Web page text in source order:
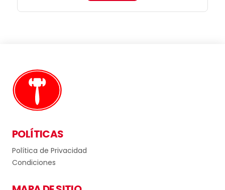
POLÍTICAS
Política de Privacidad
Condiciones